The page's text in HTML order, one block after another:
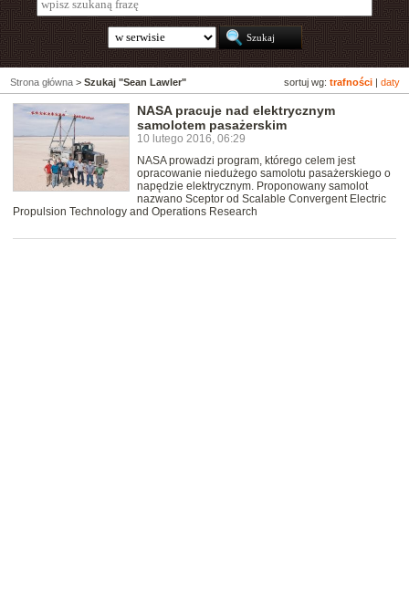
sortuj wg: trafności daty
Strona główna > Szukaj "Sean Lawler"
NASA pracuje nad elektrycznym
samolotem pasażerskim
10 lutego 2016, 06:29
NASA prowadzi program, którego celem jest
opracowanie niedużego samolotu pasażerskiego o
napędzie elektrycznym. Proponowany samolot
nazwano Sceptor od Scalable Convergent Electric
Propulsion Technology and Operations Research